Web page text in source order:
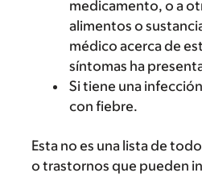
medicamento, o a
alimentos o
médico acerca de
síntomas ha
Si tiene una
con fiebre.
Esta no es una lista de
o trastornos que pueden